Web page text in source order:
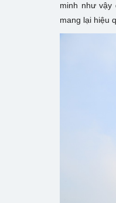
minh như vậy
mang lại hiệu